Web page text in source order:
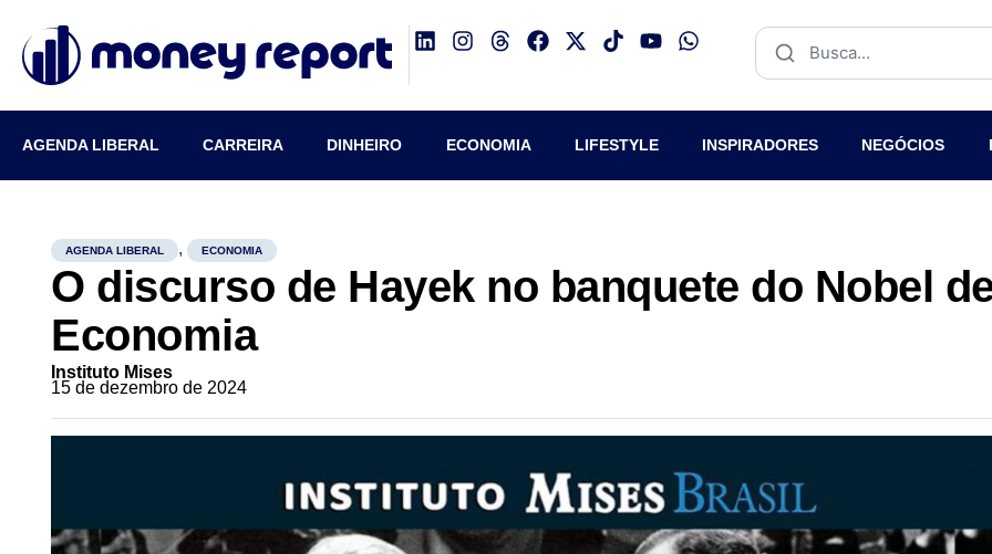
AGENDA LIBERAL CARREIRA DINHEIRO ECONOMIA LIFESTYLE INSPIRADORES NEGÓCIOS
AGENDA LIBERAL , ECONOMIA
O discurso de Hayek no banquete do Nobel
Economia
Instituto Mises
15 de dezembro de 2024